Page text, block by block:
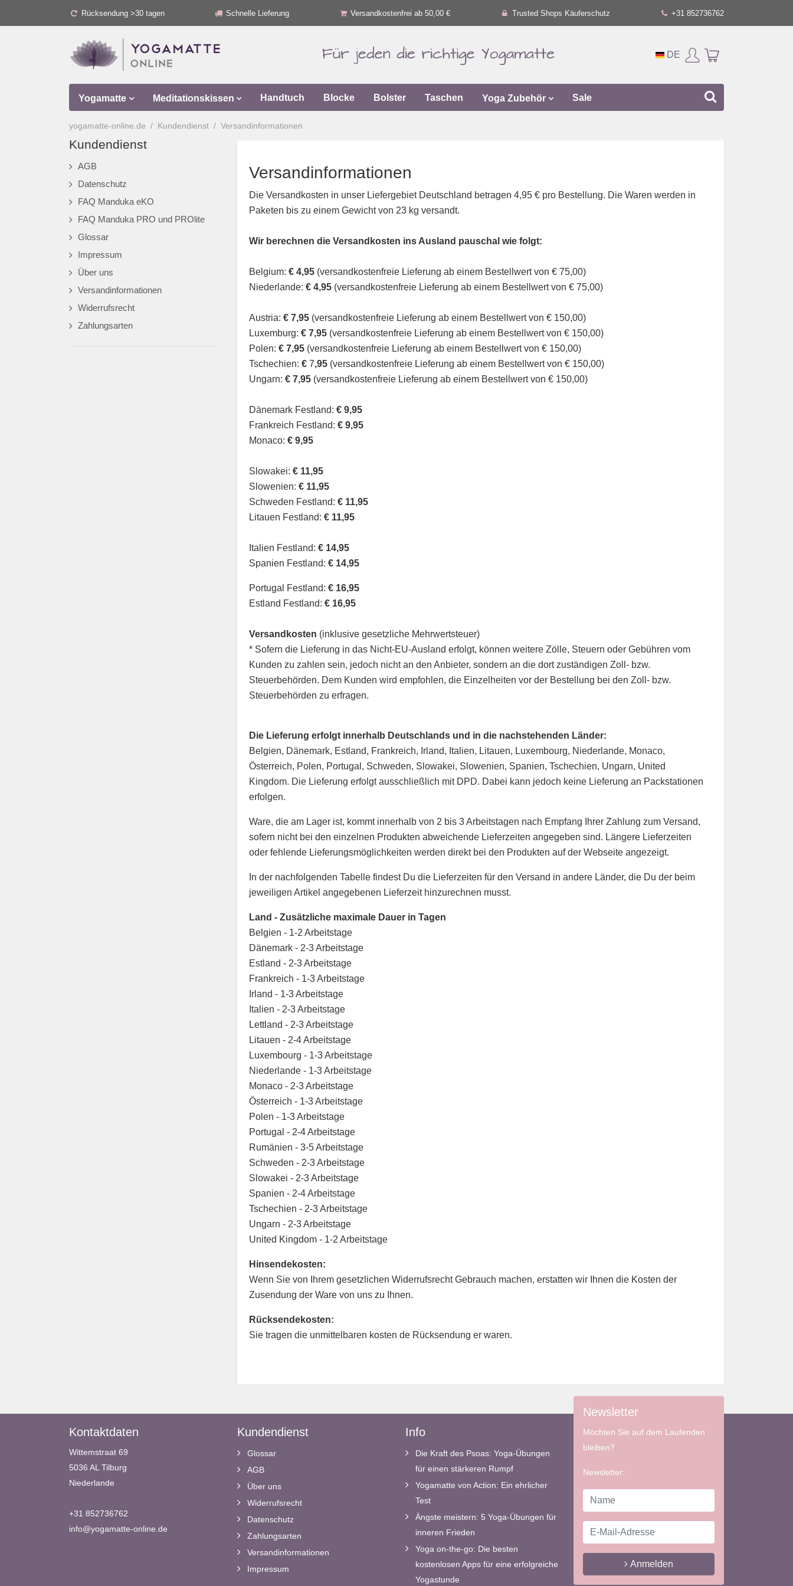
Rücksendung >30 tagen Schnelle Lieferung Versandkostenfrei ab 50,00 € Trusted Shops Käuferschutz +31 852736762
DE
Yogamatte Meditationskissen Handtuch Blocke Bolster Taschen Yoga Zubehör Sale
yogamatte-online.de Kundendienst Versandinformationen
Kundendienst
AGB
Datenschutz
FAQ Manduka eKO
FAQ Manduka PRO und PROlite
Glossar
Impressum
Über uns
Versandinformationen
Widerrufsrecht
Zahlungsarten
Versandinformationen
Die Versandkosten in unser Liefergebiet Deutschland betragen 4,95 € pro Bestellung. Die Waren werden in
Paketen bis zu einem Gewicht von 23 kg versandt.
Wir berechnen die Versandkosten ins Ausland pauschal wie folgt:
Belgium: € 4,95 (versandkostenfreie Lieferung ab einem Bestellwert von € 75,00)
Niederlande: € 4,95 (versandkostenfreie Lieferung ab einem Bestellwert von € 75,00)
Austria: € 7,95 (versandkostenfreie Lieferung ab einem Bestellwert von € 150,00)
Luxemburg: € 7,95 (versandkostenfreie Lieferung ab einem Bestellwert von € 150,00)
Polen: € 7,95 (versandkostenfreie Lieferung ab einem Bestellwert von € 150,00)
Tschechien: € 7,95 (versandkostenfreie Lieferung ab einem Bestellwert von € 150,00)
Ungarn: € 7,95 (versandkostenfreie Lieferung ab einem Bestellwert von € 150,00)
Dänemark Festland: € 9,95
Frankreich Festland: € 9,95
Monaco: € 9,95
Slowakei: € 11,95
Slowenien: € 11,95
Schweden Festland: € 11,95
Litauen Festland: € 11,95
Italien Festland: € 14,95
Spanien Festland: € 14,95
Portugal Festland: € 16,95
Estland Festland: € 16,95
Versandkosten (inklusive gesetzliche Mehrwertsteuer)
* Sofern die Lieferung in das Nicht-EU-Ausland erfolgt, können weitere Zölle, Steuern oder Gebühren vom
Kunden zu zahlen sein, jedoch nicht an den Anbieter, sondern an die dort zuständigen Zoll- bzw.
Steuerbehörden. Dem Kunden wird empfohlen, die Einzelheiten vor der Bestellung bei den Zoll- bzw.
Steuerbehörden zu erfragen.
Die Lieferung erfolgt innerhalb Deutschlands und in die nachstehenden Länder:
Belgien, Dänemark, Estland, Frankreich, Irland, Italien, Litauen, Luxembourg, Niederlande, Monaco,
Österreich, Polen, Portugal, Schweden, Slowakei, Slowenien, Spanien, Tschechien, Ungarn, United
Kingdom. Die Lieferung erfolgt ausschließlich mit DPD. Dabei kann jedoch keine Lieferung an Packstationen
erfolgen.
Ware, die am Lager ist, kommt innerhalb von 2 bis 3 Arbeitstagen nach Empfang Ihrer Zahlung zum Versand,
sofern nicht bei den einzelnen Produkten abweichende Lieferzeiten angegeben sind. Längere Lieferzeiten
oder fehlende Lieferungsmöglichkeiten werden direkt bei den Produkten auf der Webseite angezeigt.
In der nachfolgenden Tabelle findest Du die Lieferzeiten für den Versand in andere Länder, die Du der beim
jeweiligen Artikel angegebenen Lieferzeit hinzurechnen musst.
Land - Zusätzliche maximale Dauer in Tagen
Belgien - 1-2 Arbeitstage
Dänemark - 2-3 Arbeitstage
Estland - 2-3 Arbeitstage
Frankreich - 1-3 Arbeitstage
Irland - 1-3 Arbeitstage
Italien - 2-3 Arbeitstage
Lettland - 2-3 Arbeitstage
Litauen - 2-4 Arbeitstage
Luxembourg - 1-3 Arbeitstage
Niederlande - 1-3 Arbeitstage
Monaco - 2-3 Arbeitstage
Österreich - 1-3 Arbeitstage
Polen - 1-3 Arbeitstage
Portugal - 2-4 Arbeitstage
Rumänien - 3-5 Arbeitstage
Schweden - 2-3 Arbeitstage
Slowakei - 2-3 Arbeitstage
Spanien - 2-4 Arbeitstage
Tschechien - 2-3 Arbeitstage
Ungarn - 2-3 Arbeitstage
United Kingdom - 1-2 Arbeitstage
Hinsendekosten:
Wenn Sie von Ihrem gesetzlichen Widerrufsrecht Gebrauch machen, erstatten wir Ihnen die Kosten der
Zusendung der Ware von uns zu Ihnen.
Rücksendekosten:
Sie tragen die unmittelbaren kosten de Rücksendung er waren.
Kontaktdaten
Wittemstraat 69
5036 AL Tilburg
Niederlande
+31 852736762
info@yogamatte-online.de
Kundendienst
Glossar
AGB
Über uns
Widerrufsrecht
Datenschutz
Zahlungsarten
Versandinformationen
Impressum
Info
Die Kraft des Psoas: Yoga-Übungen
für einen stärkeren Rumpf
Yogamatte von Action: Ein ehrlicher
Test
Ängste meistern: 5 Yoga-Übungen für
inneren Frieden
Yoga on-the-go: Die besten
kostenlosen Apps für eine erfolgreiche
Yogastunde
Newsletter
Möchten Sie auf dem Laufenden
bleiben?
Newsletter:
Anmelden